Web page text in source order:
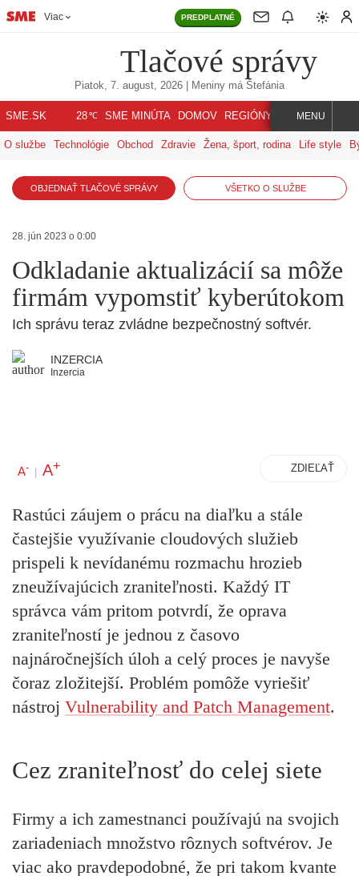
Viac PREDPLATNÉ
Tlačové správy
Piatok, 7. august, 2026 | Meniny má Štefánia
SME.SK 28℃ SME MINÚTA DOMOV REGIÓNY INDEX SVET
MENU
O službe Technológie Obchod Zdravie Žena, šport, rodina Life style
OBJEDNAŤ TLAČOVÉ SPRÁVY VŠETKO O SLUŽBE
28. jún 2023 o 0:00
Odkladanie aktualizácií sa môže
firmám vypomstiť kyberútokom
Ich správu teraz zvládne bezpečnostný softvér.
INZERCIA
Inzercia
A- | A+ ZDIEĽAŤ
Rastúci záujem o prácu na diaľku a stále
častejšie využívanie cloudových služieb
prispeli k nevídanému rozmachu hrozieb
zneužívajúcich zraniteľnosti. Každý IT
správca vám pritom potvrdí, že oprava
zraniteľností je jednou z časovo
najnáročnejších úloh a celý proces je navyše
čoraz zložitejší. Problém pomôže vyriešiť
nástroj Vulnerability and Patch Management.
Cez zraniteľnosť do celej siete
Firmy a ich zamestnanci používajú na svojich
zariadeniach množstvo rôznych softvérov. Je
viac ako pravdepodobné, že pri takom kvante